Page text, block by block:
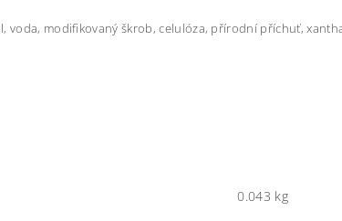
voda, modifikovaný škrob, celulóza, přírodní příchuť,
0.043 kg